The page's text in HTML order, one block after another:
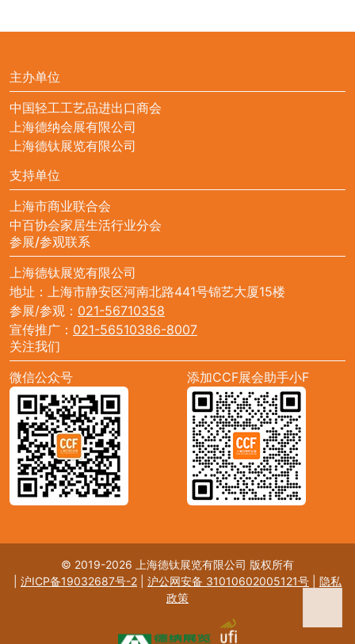
主办单位
中国轻工工艺品进出口商会
上海德纳会展有限公司
上海德钛展览有限公司
支持单位
上海市商业联合会
中百协会家居生活行业分会
参展/参观联系
上海德钛展览有限公司
地址：上海市静安区河南北路441号锦艺大厦15楼
参展/参观： 021-56710358
宣传推广： 021-56510386-8007
关注我们
微信公众号
添加CCF展会助手小F
© 2019-2026 上海德钛展览有限公司 版权所有
沪ICP备19032687号-2 沪公网安备 31010602005121号
隐私
政策